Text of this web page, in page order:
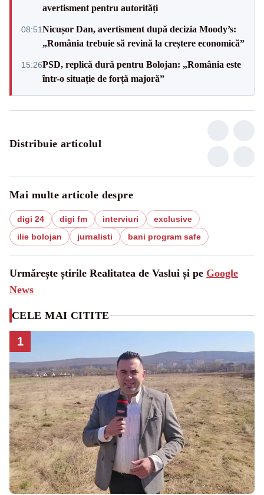
avertisment pentru autorități
08:51Nicușor Dan, avertisment după decizia Moody’s:
„România trebuie să revină la creștere economică”
15:26PSD, replică dură pentru Bolojan: „România este
într-o situație de forță majoră”
Distribuie articolul
Mai multe articole despre
digi 24 digi fm interviuri
exclusive
ilie bolojan
jurnalisti bani program safe
Urmărește știrile Realitatea de Vaslui și pe Google
News
CELE MAI CITITE
1